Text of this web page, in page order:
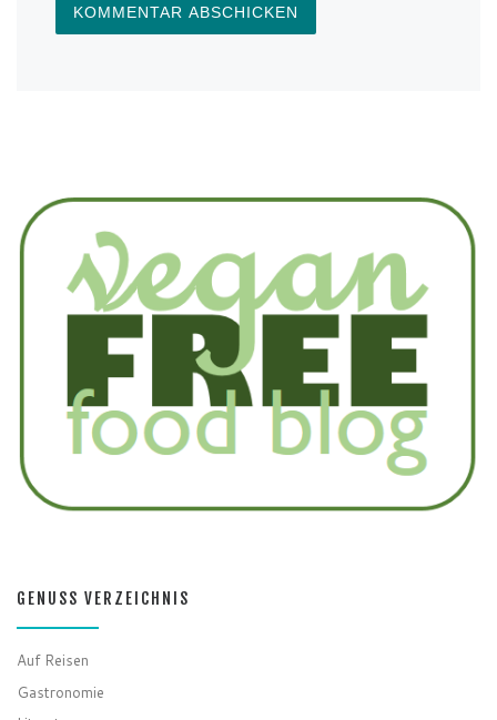
GENUSS VERZEICHNIS
Auf Reisen
Gastronomie